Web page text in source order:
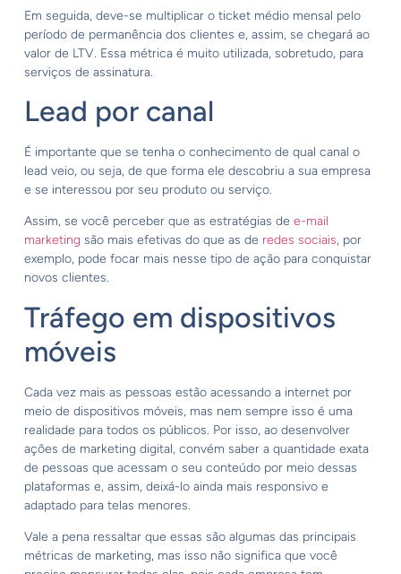
Em seguida, deve-se multiplicar o ticket médio mensal pelo
período de permanência dos clientes e, assim, se chegará ao
valor de LTV. Essa métrica é muito utilizada, sobretudo, para
serviços de assinatura.
Lead por canal
É importante que se tenha o conhecimento de qual canal o
lead veio, ou seja, de que forma ele descobriu a sua empresa
e se interessou por seu produto ou serviço.
Assim, se você perceber que as estratégias de e-mail
marketing são mais efetivas do que as de redes sociais, por
exemplo, pode focar mais nesse tipo de ação para conquistar
novos clientes.
Tráfego em dispositivos
móveis
Cada vez mais as pessoas estão acessando a internet por
meio de dispositivos móveis, mas nem sempre isso é uma
realidade para todos os públicos. Por isso, ao desenvolver
ações de marketing digital, convém saber a quantidade exata
de pessoas que acessam o seu conteúdo por meio dessas
plataformas e, assim, deixá-lo ainda mais responsivo e
adaptado para telas menores.
Vale a pena ressaltar que essas são algumas das principais
métricas de marketing, mas isso não significa que você